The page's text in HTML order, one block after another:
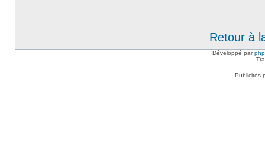
Retour à
Développé par
Publicités